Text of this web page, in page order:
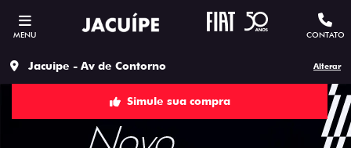
MENU CONTATO
Jacuipe - Av de Contorno Alterar
Simule sua compra